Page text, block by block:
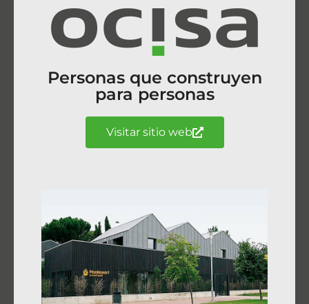
Personas que construyen
para personas
Visitar sitio web